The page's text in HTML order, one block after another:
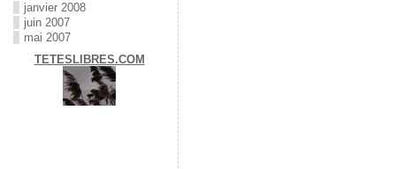
janvier 2008
juin 2007
mai 2007
TETESLIBRES.COM